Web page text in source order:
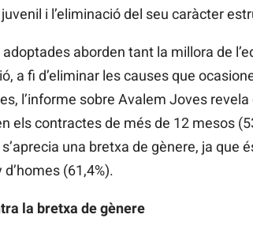
i l’eliminació del seu caràcter
aborden tant la millora de
a fi d’eliminar les causes que
l’informe sobre Avalem Joves
els contractes de més de 12 mesos
una bretxa de gènere, ja
d’homes (61,4%).
la bretxa de gènere